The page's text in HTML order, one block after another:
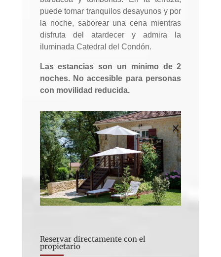
puede tomar tranquilos desayunos y por
la noche, saborear una cena mientras
disfruta del atardecer y admira la
iluminada Catedral del Condón.
Las estancias son un mínimo de 2
noches. No accesible para personas
con movilidad reducida.
Reservar directamente con el
propietario